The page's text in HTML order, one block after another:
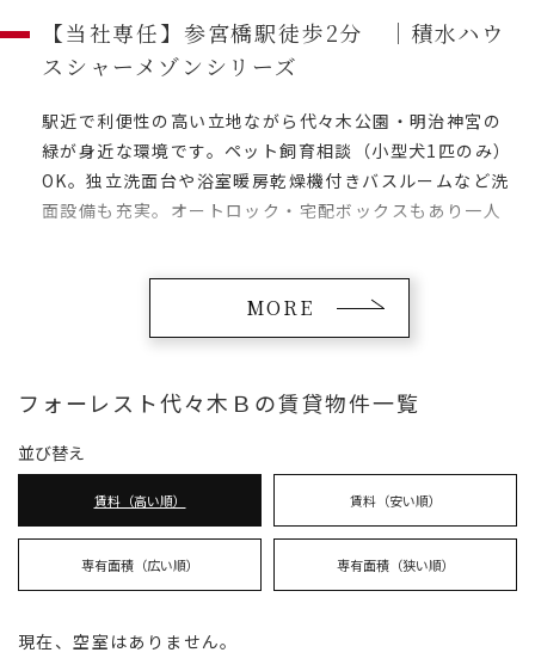
【当社専任】参宮橋駅徒歩2分 ｜積水ハウ
スシャーメゾンシリーズ
駅近で利便性の高い立地ながら代々木公園・明治神宮の
緑が身近な環境です。ペット飼育相談（小型犬1匹のみ）
OK。独立洗面台や浴室暖房乾燥機付きバスルームなど洗
面設備も充実。オートロック・宅配ボックスもあり一人
MORE
フォーレスト代々木Ｂの賃貸物件一覧
並び替え
賃料（高い順） 賃料（安い順）
専有面積（広い順） 専有面積（狭い順）
現在、空室はありません。